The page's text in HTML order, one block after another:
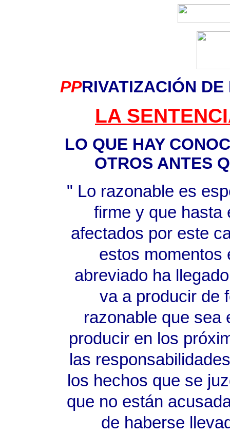
PPRIVATIZACIÓN
LA
LO QUE HAY
OTROS ANTES
" Lo razonable es
firme y que hasta
afectados por este
estos momentos
abreviado ha
va a producir de
razonable que sea
producir en los
las
los hechos que se
que no están
de haberse